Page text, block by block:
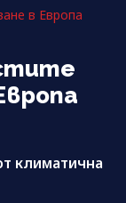
в Европа
климатична